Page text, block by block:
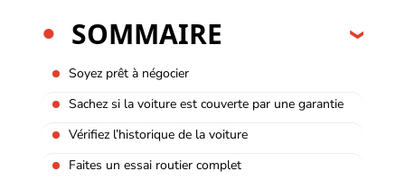
SOMMAIRE
Soyez prêt à négocier
Sachez si la voiture est couverte par une garantie
Vérifiez l’historique de la voiture
Faites un essai routier complet